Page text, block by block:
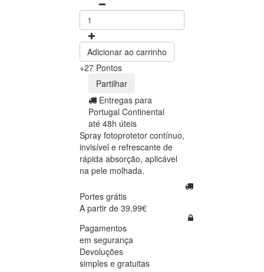
Adicionar ao carrinho
+27 Pontos
Partilhar
Entregas para
Portugal Continental
até 48h úteis
Spray fotoprotetor contínuo,
invisível e refrescante de
rápida absorção, aplicável
na pele molhada.
Portes grátis
A partir de 39,99€
Pagamentos
em segurança
Devoluções
simples e gratuitas